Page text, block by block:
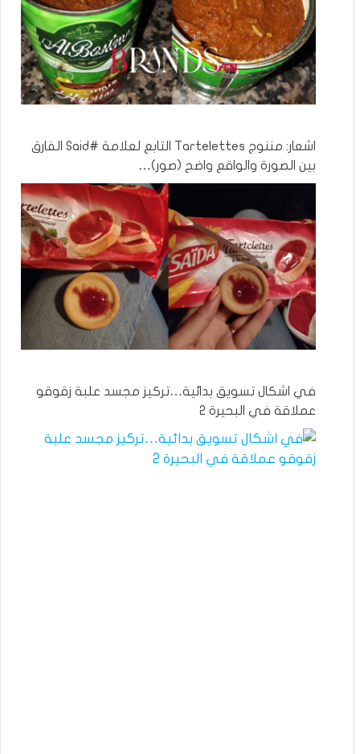
اشعار: مننوج Tartelettes التابع لعلامة #Said الفارق
بين الصورة والواقع واضح (صور)…
في اشكال تسويق بدائية…تركيز مجسد علبة زقوقو
عملاقة في البحيرة 2